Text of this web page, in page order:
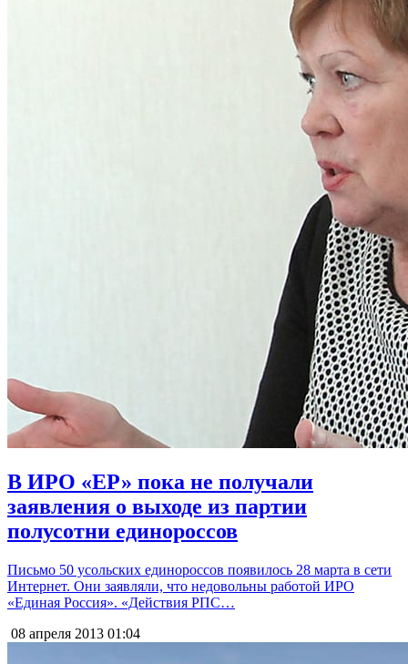
В ИРО «ЕР» пока не получали
заявления о выходе из партии
полусотни единороссов
Письмо 50 усольских единороссов появилось 28 марта в сети
Интернет. Они заявляли, что недовольны работой ИРО
«Единая Россия». «Действия РПС…
08 апреля 2013 01:04